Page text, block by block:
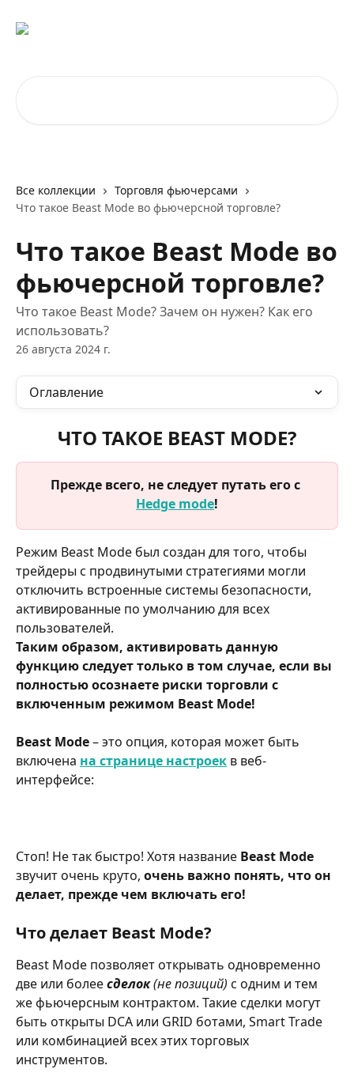
Все коллекции
Торговля фьючерсами
Что такое Beast Mode во фьючерсной торговле?
Что такое Beast Mode во
фьючерсной торговле?
Что такое Beast Mode? Зачем он нужен? Как его
использовать?
26 августа 2024 г.
Оглавление
ЧТО ТАКОЕ BEAST MODE?
Прежде всего, не следует путать его с
Hedge mode!
Режим Beast Mode был создан для того, чтобы
трейдеры с продвинутыми стратегиями могли
отключить встроенные системы безопасности,
активированные по умолчанию для всех
пользователей.
Таким образом, активировать данную
функцию следует только в том случае, если вы
полностью осознаете риски торговли с
включенным режимом Beast Mode!
Beast Mode – это опция, которая может быть
включена на странице настроек в веб-
интерфейсе:
Стоп! Не так быстро! Хотя название Beast Mode
звучит очень круто, очень важно понять, что он
делает, прежде чем включать его!
Что делает Beast Mode?
Beast Mode позволяет открывать одновременно
две или более сделок (не позиций) с одним и тем
же фьючерсным контрактом. Такие сделки могут
быть открыты DCA или GRID ботами, Smart Trade
или комбинацией всех этих торговых
инструментов.